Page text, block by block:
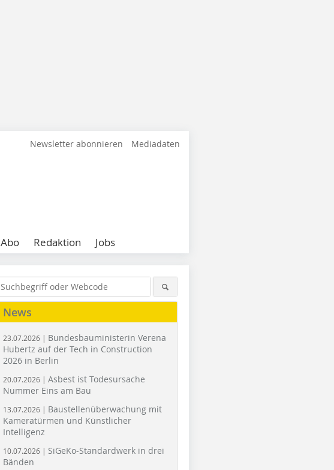
Newsletter abonnieren Mediadaten
Abo Redaktion Jobs
News
23.07.2026 | Bundesbauministerin Verena
Hubertz auf der Tech in Construction
2026 in Berlin
20.07.2026 | Asbest ist Todesursache
Nummer Eins am Bau
13.07.2026 | Baustellenüberwachung mit
Kameratürmen und Künstlicher
Intelligenz
10.07.2026 | SiGeKo-Standardwerk in drei
Bänden